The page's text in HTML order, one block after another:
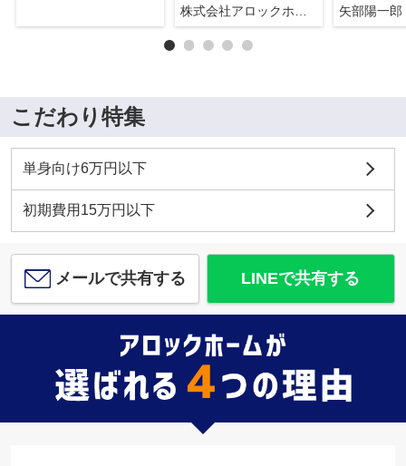
矢部陽一郎
こだわり特集
単身向け6万円以下
初期費用15万円以下
メールで共有する LINEで共有する